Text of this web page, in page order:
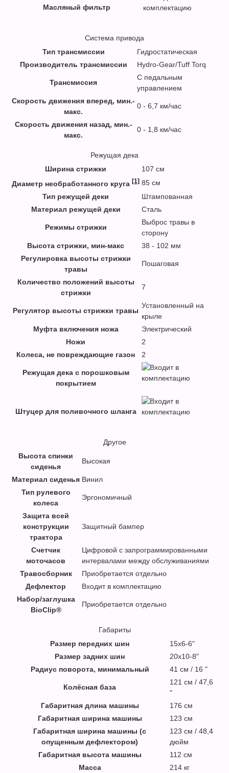
Масляный фильтр
Система привода
Тип трансмиссии
Гидростатическая
Производитель трансмиссии
Hydro-Gear/Tuff Torq
Трансмиссия
С педальным
управлением
Скорость движения вперед, мин.-
макс.
0 - 6,7 км/час
Скорость движения назад, мин.-
макс.
0 - 1,8 км/час
Режущая дека
Ширина стрижки
107 см
Диаметр необработанного круга [1] 85 см
Тип режущей деки
Штампованная
Материал режущей деки
Сталь
Режимы стрижки
Выброс травы в
сторону
Высота стрижки, мин-макс
38 - 102 мм
Регулировка высоты стрижки
травы
Пошаговая
Количество положений высоты
стрижки
7
Регулятор высоты стрижки травы
Установленный на
крыле
Муфта включения ножа
Электрический
Ножи
2
Колеса, не повреждающие газон
2
Режущая дека с порошковым
покрытием
Штуцер для поливочного шланга
Другое
Высота спинки
сиденья
Высокая
Материал сиденья Винил
Тип рулевого
колеса
Эргономичный
Защита всей
конструкции
трактора
Защитный бампер
Счетчик
моточасов
Цифровой с запрограммированными
интервалами между обслуживаниями
Травосборник
Приобретается отдельно
Дефлектор
Входит в комплектацию
Набор/заглушка
BioClip®
Приобретается отдельно
Габариты
Размер передних шин
15x6-6"
Размер задних шин
20x10-8"
Радиус поворота, минимальный
41 см / 16 "
Колёсная база
121 см / 47,6
"
Габаритная длина машины
176 см
Габаритная ширина машины
123 см
Габаритная ширина машины (с
опущенным дефлектором)
123 см / 48,4
дюйм
Габаритная высота машины
112 см
Масса
214 кг